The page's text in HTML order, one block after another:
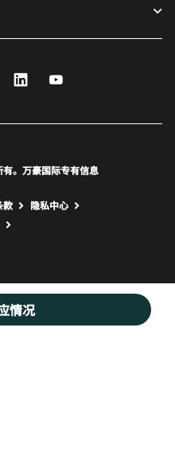
情况
Twitter LinkedIn
。万豪国际专有信息
款
隐私中心
窗口